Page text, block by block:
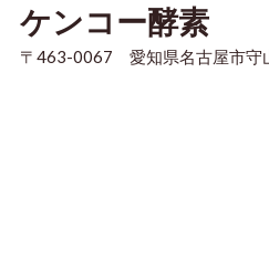
ケンコー酵素
〒463-0067 愛知県名古屋市守